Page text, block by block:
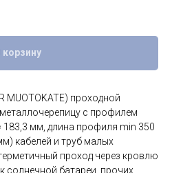
корзину
проходной
с профилем
мм, длина профиля min 350
кабелей и труб малых
проход через кровлю
солнечной батареи, прочих